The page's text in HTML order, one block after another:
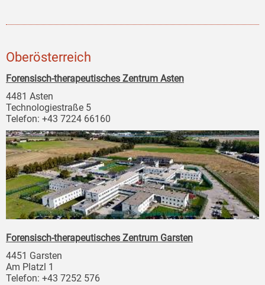
Oberösterreich
Forensisch-therapeutisches Zentrum Asten
4481 Asten
Technologiestraße 5
Telefon: +43 7224 66160
Forensisch-therapeutisches Zentrum Garsten
4451 Garsten
Am Platzl 1
Telefon: +43 7252 576